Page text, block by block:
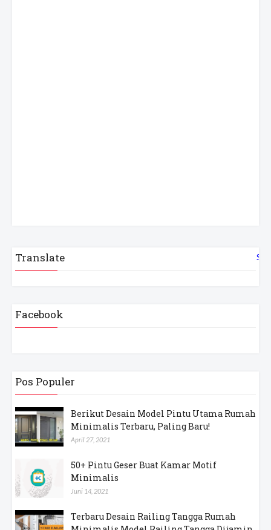
Translate
Facebook
Pos Populer
Berikut Desain Model Pintu Utama Rumah
Minimalis Terbaru, Paling Baru!
April 27, 2021
50+ Pintu Geser Buat Kamar Motif
Minimalis
Juni 14, 2021
Terbaru Desain Railing Tangga Rumah